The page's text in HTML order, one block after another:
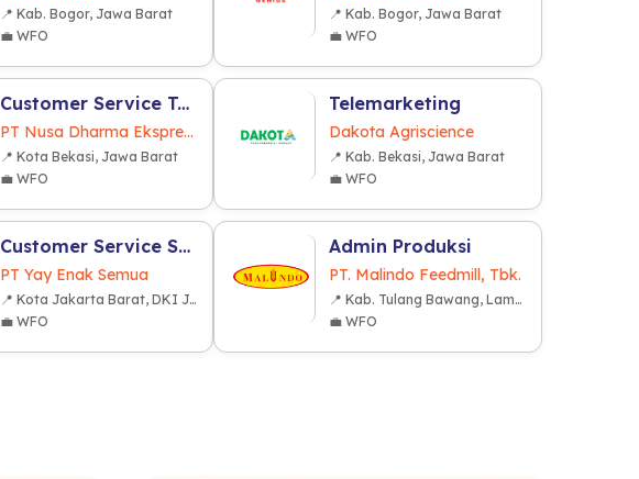
📍 Kab. Bogor, Jawa Barat
💼 WFO
📍 Kab. Bogor, Jawa Barat
💼 WFO
Customer Service Team (CST) Leader
PT Nusa Dharma Ekspresindo
📍 Kota Bekasi, Jawa Barat
💼 WFO
Telemarketing
Dakota Agriscience
📍 Kab. Bekasi, Jawa Barat
💼 WFO
Customer Service Social Media (F&B Industry)
PT Yay Enak Semua
📍 Kota Jakarta Barat, DKI Jakarta
💼 WFO
Admin Produksi
PT. Malindo Feedmill, Tbk.
📍 Kab. Tulang Bawang, Lampung
💼 WFO